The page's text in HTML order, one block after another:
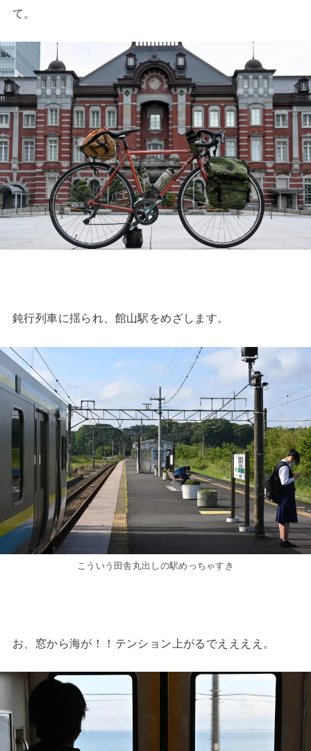
て。
鈍行列車に揺られ、館山駅をめざします。
こういう田舎丸出しの駅めっちゃすき
お、窓から海が！！テンション上がるでええええ。